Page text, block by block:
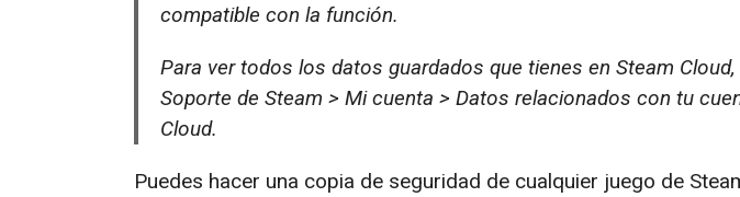
compatible con la función.
Para ver todos los datos guardados que tienes en Steam
Soporte de Steam > Mi cuenta > Datos relacionados con tu
Cloud.
Puedes hacer una copia de seguridad de cualquier juego de